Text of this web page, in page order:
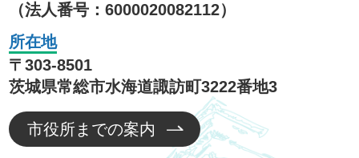
（法人番号：6000020082112）
所在地
〒303-8501
茨城県常総市水海道諏訪町3222番地3
市役所までの案内